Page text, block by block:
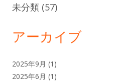
未分類 (57)
アーカイブ
2025年9月 (1)
2025年6月 (1)